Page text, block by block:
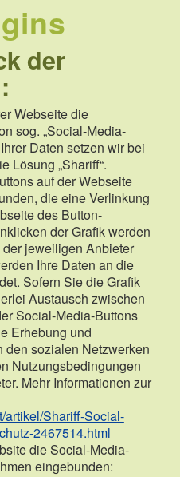
der
Webseite die
sog. „Social-Media-
Daten setzen wir bei
Lösung „Shariff“.
auf der Webseite
die eine Verlinkung
des Button-
der Grafik werden
jeweiligen Anbieter
Ihre Daten an die
Sofern Sie die Grafik
Austausch zwischen
Social-Media-Buttons
Erhebung und
den sozialen Netzwerken
Nutzungsbedingungen
Mehr Informationen zur
artikel/Shariff-Social-
2467514.html
die Social-Media-
eingebunden: